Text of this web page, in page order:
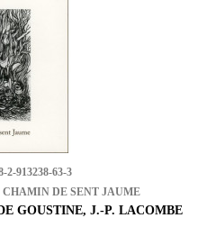
2-913238-63-3
DE SENT JAUME
GOUSTINE, J.-P. LACOMBE